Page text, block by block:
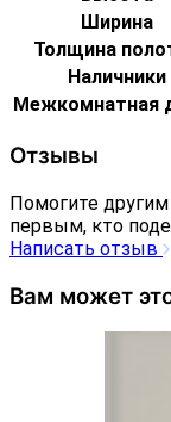
Ширина
Толщина
Наличники
Межкомнатная
Отзывы
Помогите
первым, кто
Написать отзыв
Вам может